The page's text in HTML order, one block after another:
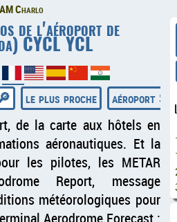
Charlo
de l'aéroport de
CYCL YCL
le plus proche
aéroport
de la carte aux hôtels en
aéronautiques. Et la
les pilotes, les METAR
Report, message
météorologiques pour
Aerodrome Forecast :